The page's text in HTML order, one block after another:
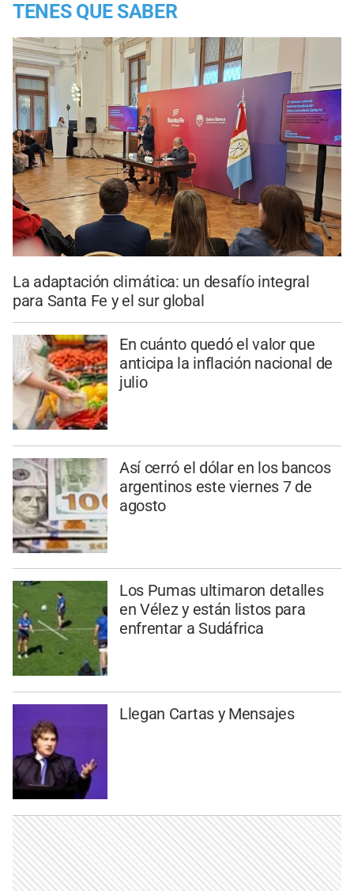
TENES QUE SABER
La adaptación climática: un desafío integral
para Santa Fe y el sur global
En cuánto quedó el valor que
anticipa la inflación nacional de
julio
Así cerró el dólar en los bancos
argentinos este viernes 7 de
agosto
Los Pumas ultimaron detalles
en Vélez y están listos para
enfrentar a Sudáfrica
Llegan Cartas y Mensajes